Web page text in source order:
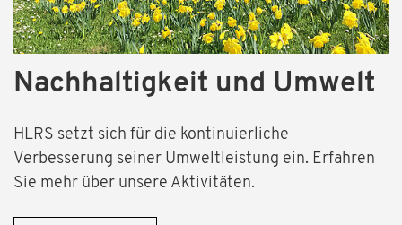
Nachhaltigkeit und Umwelt
HLRS setzt sich für die kontinuierliche
Verbesserung seiner Umweltleistung ein. Erfahren
Sie mehr über unsere Aktivitäten.